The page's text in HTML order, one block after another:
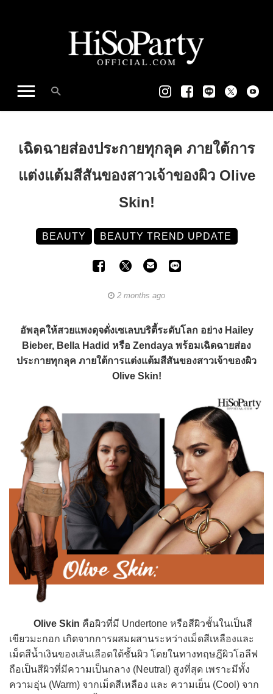
เฉิดฉายส่องประกายทุกลุค ภายใต้การ
แต่งแต้มสีสันของสาวเจ้าของผิว Olive
Skin!
BEAUTY BEAUTY TREND UPDATE
2 months ago
อัพลุคให้สวยแพงดุจดั่งเซเลบบริตี้ระดับโลก อย่าง Hailey
Bieber, Bella Hadid หรือ Zendaya พร้อมเฉิดฉายส่อง
ประกายทุกลุค ภายใต้การแต่งแต้มสีสันของสาวเจ้าของผิว
Olive Skin!
Olive Skin คือผิวที่มี Undertone หรือสีผิวชั้นในเป็นสี
เขียวมะกอก เกิดจากการผสมผสานระหว่างเม็ดสีเหลืองและ
เม็ดสีน้ำเงินของเส้นเลือดใต้ชั้นผิว โดยในทางทฤษฎีผิวโอลีฟ
ถือเป็นสีผิวที่มีความเป็นกลาง (Neutral) สูงที่สุด เพราะมีทั้ง
ความอุ่น (Warm) จากเม็ดสีเหลือง และ ความเย็น (Cool) จาก